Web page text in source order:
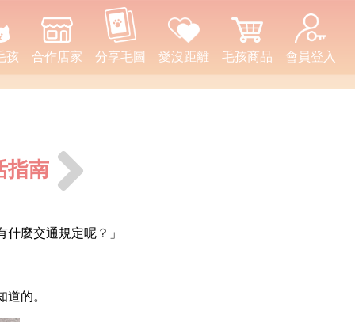
孩 合作店家 分享毛圖 愛沒距離 毛孩商品 會員登入
指南
麼交通規定呢？」
的。